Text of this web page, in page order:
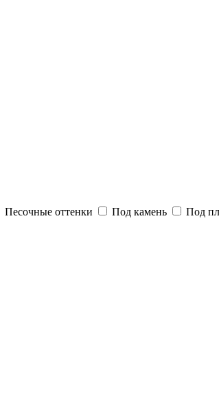
Песочные оттенки Под камень Под